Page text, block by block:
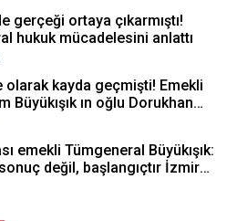
gerçeği ortaya çıkarmıştı!
hukuk mücadelesini anlattı
olarak kayda geçmişti! Emekli
Büyükışık ın oğlu Dorukhan
ilgili yeni gelişme:
emekli Tümgeneral Büyükışık:
değil, başlangıçtır İzmir